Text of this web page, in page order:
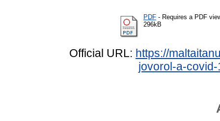
PDF - Requires a PDF
296kB
Official URL: https://
jovorol-a-